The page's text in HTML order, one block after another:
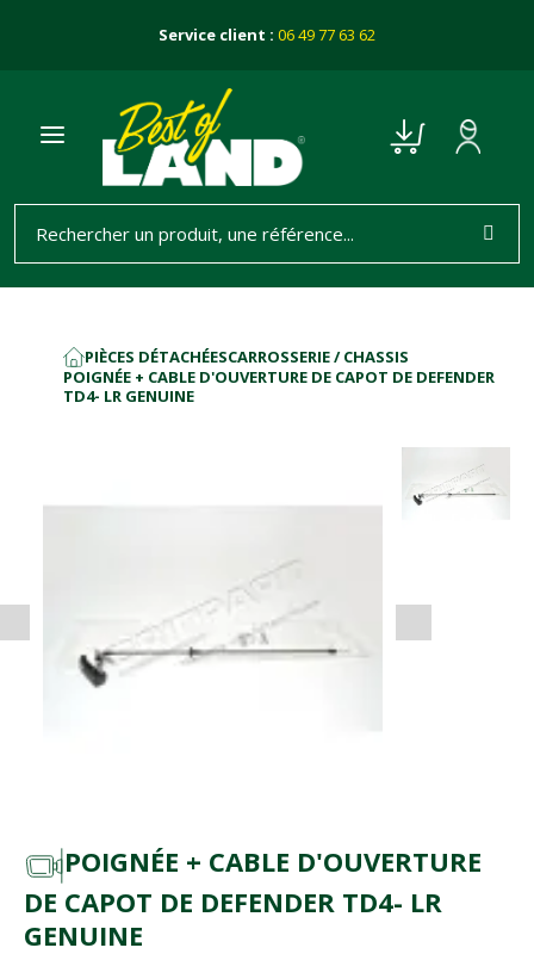
Service client : 06 49 77 63 62
ACCUEIL
PIÈCES DÉTACHÉESCARROSSERIE / CHASSIS
POIGNÉE + CABLE D'OUVERTURE DE CAPOT DE DEFENDER
TD4- LR GENUINE
POIGNÉE + CABLE D'OUVERTURE
DE CAPOT DE DEFENDER TD4- LR
GENUINE